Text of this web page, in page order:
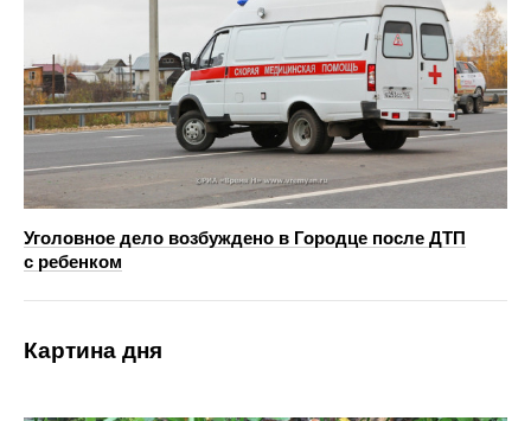
Уголовное дело возбуждено в Городце после ДТП
с ребенком
Картина дня